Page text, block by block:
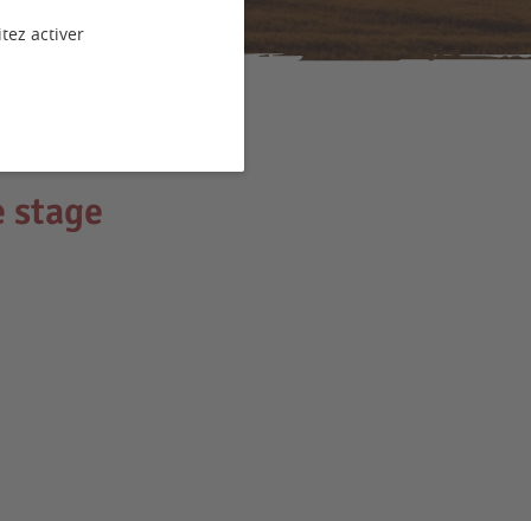
activer
stage